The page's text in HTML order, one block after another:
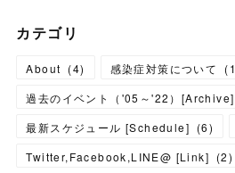
カテゴリ
About (4) 感染症対策について (1
過去のイベント（'05～'22）[Archive]
最新スケジュール [Schedule] (6)
Twitter,Facebook,LINE@ [Link] (2)